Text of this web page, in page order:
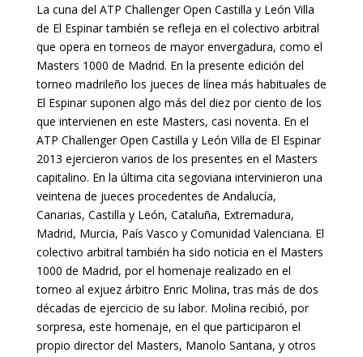
La cuna del ATP Challenger Open Castilla y León Villa
de El Espinar también se refleja en el colectivo arbitral
que opera en torneos de mayor envergadura, como el
Masters 1000 de Madrid. En la presente edición del
torneo madrileño los jueces de línea más habituales de
El Espinar suponen algo más del diez por ciento de los
que intervienen en este Masters, casi noventa. En el
ATP Challenger Open Castilla y León Villa de El Espinar
2013 ejercieron varios de los presentes en el Masters
capitalino. En la última cita segoviana intervinieron una
veintena de jueces procedentes de Andalucía,
Canarias, Castilla y León, Cataluña, Extremadura,
Madrid, Murcia, País Vasco y Comunidad Valenciana. El
colectivo arbitral también ha sido noticia en el Masters
1000 de Madrid, por el homenaje realizado en el
torneo al exjuez árbitro Enric Molina, tras más de dos
décadas de ejercicio de su labor. Molina recibió, por
sorpresa, este homenaje, en el que participaron el
propio director del Masters, Manolo Santana, y otros